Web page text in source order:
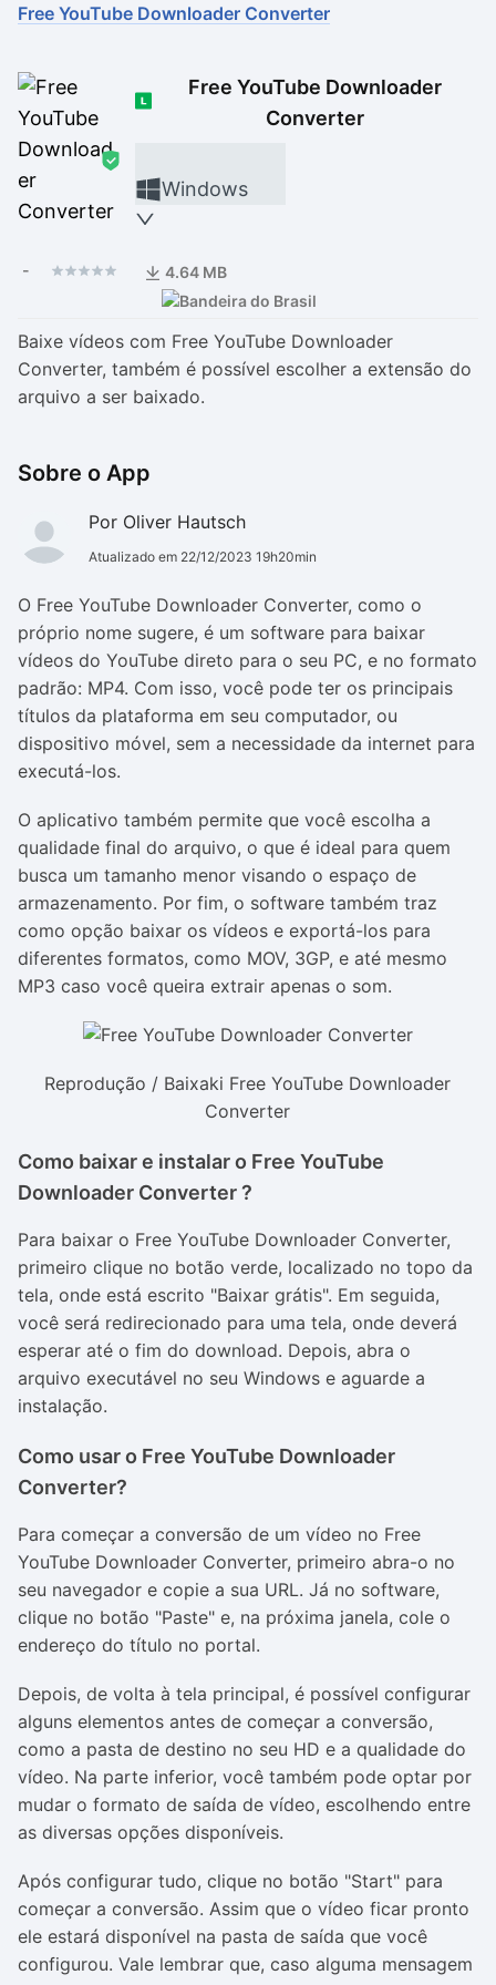
Ver mais
Ver mais
Free YouTube Downloader Converter
Free YouTube Downloader
Converter
Windows
- 4.64 MB
Baixe vídeos com Free YouTube Downloader
Converter, também é possível escolher a extensão do
arquivo a ser baixado.
Sobre o App
Por Oliver Hautsch
Atualizado em 22/12/2023 19h20min
O Free YouTube Downloader Converter, como o
próprio nome sugere, é um software para baixar
vídeos do YouTube direto para o seu PC, e no formato
padrão: MP4. Com isso, você pode ter os principais
títulos da plataforma em seu computador, ou
dispositivo móvel, sem a necessidade da internet para
executá-los.
O aplicativo também permite que você escolha a
qualidade final do arquivo, o que é ideal para quem
busca um tamanho menor visando o espaço de
armazenamento. Por fim, o software também traz
como opção baixar os vídeos e exportá-los para
diferentes formatos, como MOV, 3GP, e até mesmo
MP3 caso você queira extrair apenas o som.
Reprodução / Baixaki Free YouTube Downloader
Converter
Como baixar e instalar o Free YouTube
Downloader Converter ?
Para baixar o Free YouTube Downloader Converter,
primeiro clique no botão verde, localizado no topo da
tela, onde está escrito "Baixar grátis". Em seguida,
você será redirecionado para uma tela, onde deverá
esperar até o fim do download. Depois, abra o
arquivo executável no seu Windows e aguarde a
instalação.
Como usar o Free YouTube Downloader
Converter?
Para começar a conversão de um vídeo no Free
YouTube Downloader Converter, primeiro abra-o no
seu navegador e copie a sua URL. Já no software,
clique no botão "Paste" e, na próxima janela, cole o
endereço do título no portal.
Depois, de volta à tela principal, é possível configurar
alguns elementos antes de começar a conversão,
como a pasta de destino no seu HD e a qualidade do
vídeo. Na parte inferior, você também pode optar por
mudar o formato de saída de vídeo, escolhendo entre
as diversas opções disponíveis.
Após configurar tudo, clique no botão "Start" para
começar a conversão. Assim que o vídeo ficar pronto
ele estará disponível na pasta de saída que você
configurou. Vale lembrar que, caso alguma mensagem